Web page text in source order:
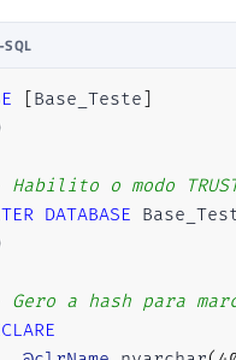
SQL
Base_Teste
Habilito o modo
DATABASE
Gero a hash para